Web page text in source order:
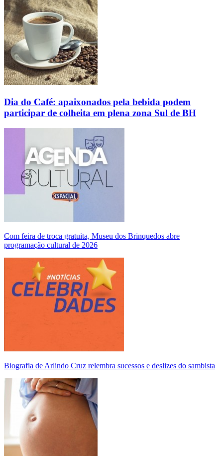
Dia do Café: apaixonados pela bebida podem
participar de colheita em plena zona Sul de BH
Com feira de troca gratuita, Museu dos Brinquedos abre
programação cultural de 2026
Biografia de Arlindo Cruz relembra sucessos e deslizes do sambista